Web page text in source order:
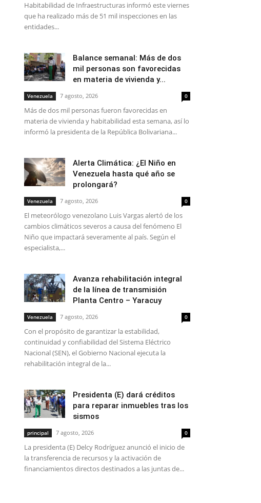
Habitabilidad de Infraestructuras informó este viernes
que ha realizado más de 51 mil inspecciones en las
entidades...
Balance semanal: Más de dos
mil personas son favorecidas
en materia de vivienda y...
Venezuela 7 agosto, 2026 0
Más de dos mil personas fueron favorecidas en
materia de vivienda y habitabilidad esta semana, así lo
informó la presidenta de la República Bolivariana...
Alerta Climática: ¿El Niño en
Venezuela hasta qué año se
prolongará?
Venezuela 7 agosto, 2026 0
El meteorólogo venezolano Luis Vargas alertó de los
cambios climáticos severos a causa del fenómeno El
Niño que impactará severamente al país. Según el
especialista,...
Avanza rehabilitación integral
de la línea de transmisión
Planta Centro – Yaracuy
Venezuela 7 agosto, 2026 0
Con el propósito de garantizar la estabilidad,
continuidad y confiabilidad del Sistema Eléctrico
Nacional (SEN), el Gobierno Nacional ejecuta la
rehabilitación integral de la...
Presidenta (E) dará créditos
para reparar inmuebles tras los
sismos
principal 7 agosto, 2026 0
La presidenta (E) Delcy Rodríguez anunció el inicio de
la transferencia de recursos y la activación de
financiamientos directos destinados a las juntas de...